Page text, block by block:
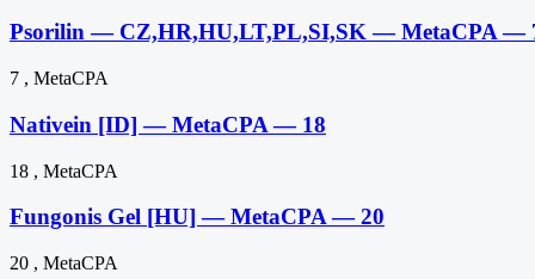
Psorilin — CZ,HR,HU,LT,PL,SI,SK — MetaCPA —
7 , MetaCPA
Nativein [ID] — MetaCPA — 18
18 , MetaCPA
Fungonis Gel [HU] — MetaCPA — 20
20 , MetaCPA